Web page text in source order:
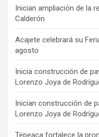
b
o
o
k
a
d
s
gr
a
m
Inician ampliación de la
Calderón
Acajete celebrará su
agosto
Inicia construcción de
Lorenzo Joya de
Inician construcción de
Lorenzo Joya de
Tepeaca fortalece la